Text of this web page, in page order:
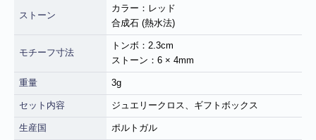
ストーン
カラー：レッド
合成石 (熱水法)
モチーフ寸法
トンボ：2.3cm
ストーン：6 × 4mm
重量 3g
セット内容 ジュエリークロス、ギフトボックス
生産国 ポルトガル
**年末年始休業日のお知らせ**誠に勝手ではございますが、2024